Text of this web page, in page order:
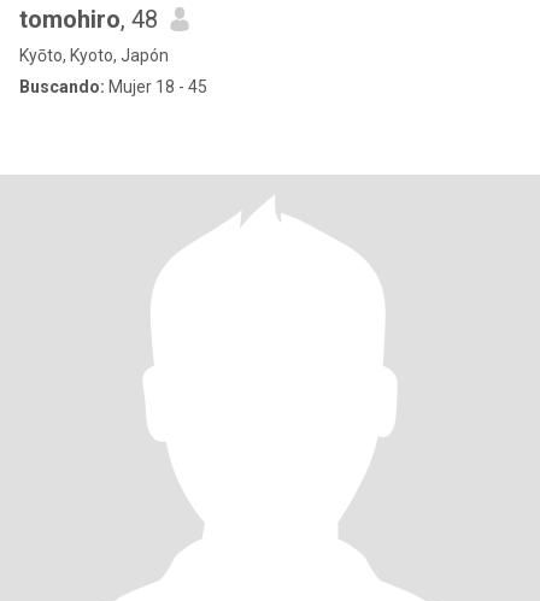
tomohiro, 48
Kyōto, Kyoto, Japón
Buscando: Mujer 18 - 45